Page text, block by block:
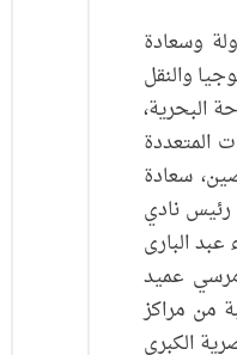
وسعادة
والنقل
البحرية،
المتعددة
سعادة
رئيس نادي
البارى
مرسي عميد
من مراكز
الكبرى